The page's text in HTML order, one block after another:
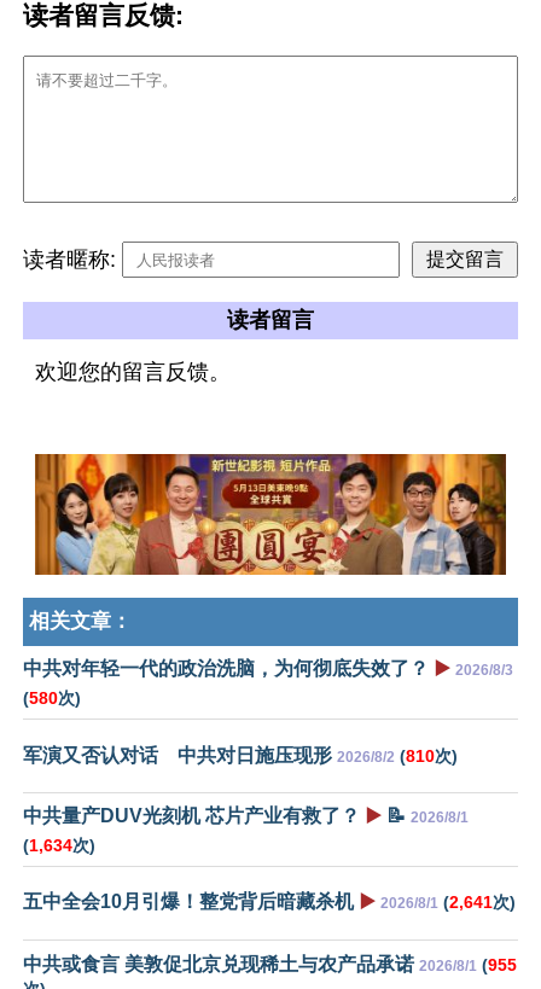
读者留言反馈:
读者暱称:
读者留言
欢迎您的留言反馈。
相关文章：
中共对年轻一代的政治洗脑，为何彻底失效了？ ▶️ 2026/8/3
(580次)
军演又否认对话 中共对日施压现形 2026/8/2 (810次)
中共量产DUV光刻机 芯片产业有救了？ ▶️ 📝 2026/8/1
(1,634次)
五中全会10月引爆！整党背后暗藏杀机 ▶️ 2026/8/1 (2,641次)
中共或食言 美敦促北京兑现稀土与农产品承诺 2026/8/1 (955